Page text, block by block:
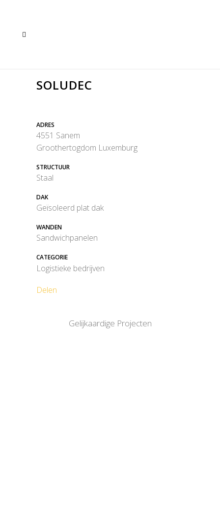
SOLUDEC
ADRES
4551 Sanem
Groothertogdom Luxemburg
STRUCTUUR
Staal
DAK
Geïsoleerd plat dak
WANDEN
Sandwichpanelen
CATEGORIE
Logistieke bedrijven
Delen
Gelijkaardige Projecten